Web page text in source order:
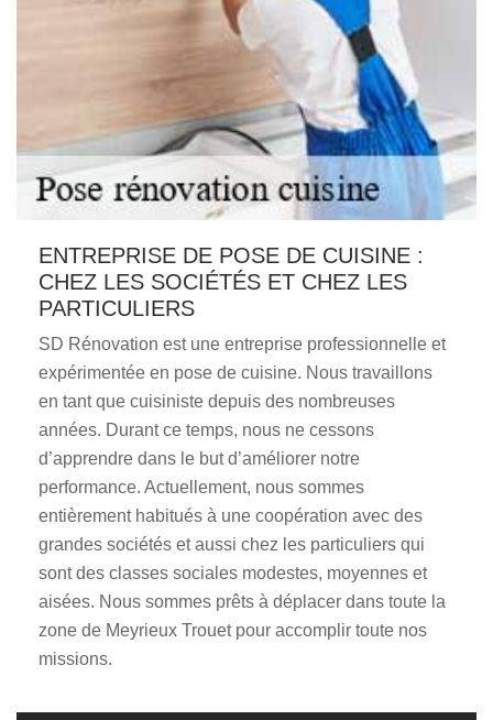
ENTREPRISE DE POSE DE CUISINE :
CHEZ LES SOCIÉTÉS ET CHEZ LES
PARTICULIERS
SD Rénovation est une entreprise professionnelle et
expérimentée en pose de cuisine. Nous travaillons
en tant que cuisiniste depuis des nombreuses
années. Durant ce temps, nous ne cessons
d’apprendre dans le but d’améliorer notre
performance. Actuellement, nous sommes
entièrement habitués à une coopération avec des
grandes sociétés et aussi chez les particuliers qui
sont des classes sociales modestes, moyennes et
aisées. Nous sommes prêts à déplacer dans toute la
zone de Meyrieux Trouet pour accomplir toute nos
missions.